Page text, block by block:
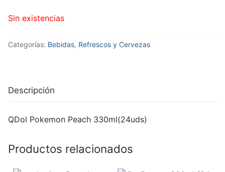
Sin existencias
Categorías: Bebidas, Refrescos y Cervezas
Descripción
QDol Pokemon Peach 330ml(24uds)
Productos relacionados